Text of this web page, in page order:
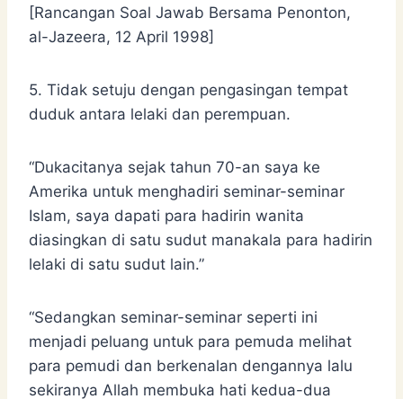
[Rancangan Soal Jawab Bersama Penonton,
al-Jazeera, 12 April 1998]
5. Tidak setuju dengan pengasingan tempat
duduk antara lelaki dan perempuan.
“Dukacitanya sejak tahun 70-an saya ke
Amerika untuk menghadiri seminar-seminar
Islam, saya dapati para hadirin wanita
diasingkan di satu sudut manakala para hadirin
lelaki di satu sudut lain.”
“Sedangkan seminar-seminar seperti ini
menjadi peluang untuk para pemuda melihat
para pemudi dan berkenalan dengannya lalu
sekiranya Allah membuka hati kedua-dua